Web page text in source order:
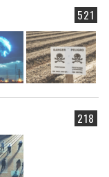
521
218